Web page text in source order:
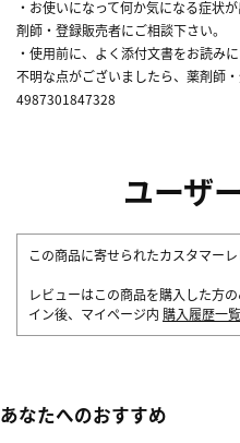
・お使いになって何か気になる症状
剤師・登録販売者にご相談下さい。
・使用前に、よく添付文書をお読み
不明な点がございましたら、薬剤師
4987301847328
ユーザ
この商品に寄せられたカスタマー
レビューはこの商品を購入した方
イン後、マイページ内 購入履歴一覧
あなたへのおすすめ